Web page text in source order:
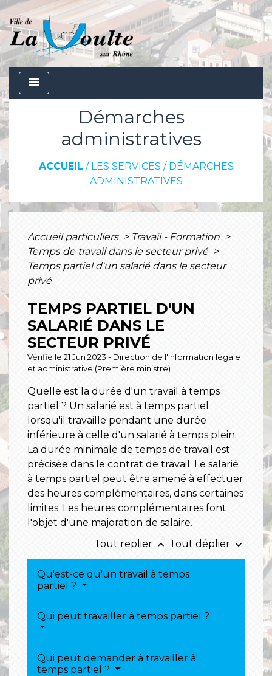
menu
Démarches
administratives
ACCUEIL / LES SERVICES / DÉMARCHES
ADMINISTRATIVES
Accueil particuliers > Travail - Formation >
Temps de travail dans le secteur privé >
Temps partiel d'un salarié dans le secteur
privé
TEMPS PARTIEL D'UN
SALARIÉ DANS LE
SECTEUR PRIVÉ
Vérifié le 21 Jun 2023 - Direction de l'information légale
et administrative (Première ministre)
Quelle est la durée d'un travail à temps
partiel ? Un salarié est à temps partiel
lorsqu'il travaille pendant une durée
inférieure à celle d'un salarié à temps plein.
La durée minimale de temps de travail est
précisée dans le contrat de travail. Le salarié
à temps partiel peut être amené à effectuer
des heures complémentaires, dans certaines
limites. Les heures complémentaires font
l'objet d'une majoration de salaire.
Tout replier keyboard_arrow_up Tout déplier keyboard_arrow_down
Qu'est-ce qu'un travail à temps
partiel ?
Qui peut travailler à temps partiel ?
Qui peut demander à travailler à
temps partiel ?